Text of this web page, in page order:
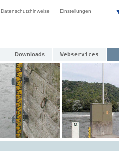
Datenschutzhinweise Einstellungen
Downloads Webservices